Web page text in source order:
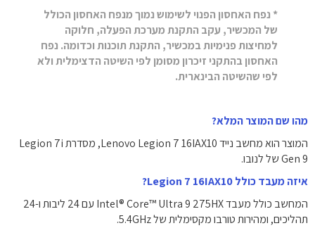
* נפח האחסון הפנוי לשימוש נמוך מנפח האחסון הכולל
של המכשיר, עקב התקנת מערכת הפעלה, חלוקה
למחיצות פנימיות במכשיר, התקנת תוכנות וכדומה. נפח
האחסון בהתקני זיכרון מסומן לפי השיטה הדצימלית ולא
לפי שהשיטה הבינארית.
מהו שם המוצר המלא?
המוצר הוא מחשב נייד Lenovo Legion 7 16IAX10, מסדרת Legion 7i
Gen 9 של לנובו.
איזה מעבד כולל Legion 7 16IAX10?
המחשב כולל מעבד Intel® Core™ Ultra 9 275HX עם 24 ליבות ו-24
תהליכים, ומהירות טורבו מקסימלית של 5.4GHz.